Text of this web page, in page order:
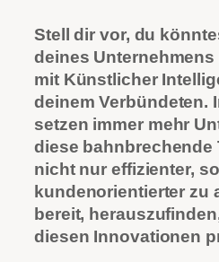
Stell dir vor, du
deines
mit Künstlicher
deinem Verbündeten.
setzen immer mehr
diese bahnbrechende
nicht nur effizienter,
kundenorientierter zu
bereit,
diesen Innovationen